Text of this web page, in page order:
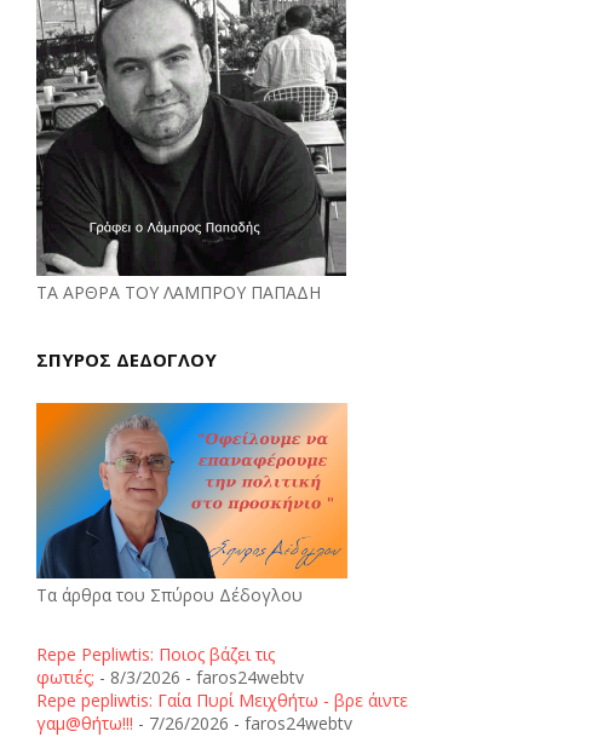
ΤΑ ΑΡΘΡΑ ΤΟΥ ΛΑΜΠΡΟΥ ΠΑΠΑΔΗ
ΣΠΥΡΟΣ ΔΕΔΟΓΛΟΥ
Τα άρθρα του Σπύρου Δέδογλου
Repe Pepliwtis: Ποιος βάζει τις
φωτιές; - 8/3/2026 - faros24webtv
Repe pepliwtis: Γαία Πυρί Μειχθήτω - βρε άιντε
γαμ@θήτω!!! - 7/26/2026 - faros24webtv